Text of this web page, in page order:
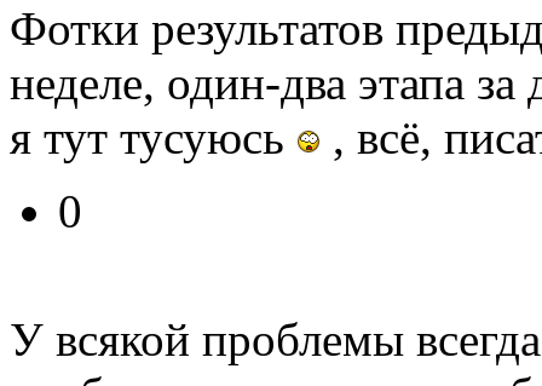
Фотки результатов
неделе, один-два этапа
я тут тусуюсь
, всё,
0
У всякой проблемы